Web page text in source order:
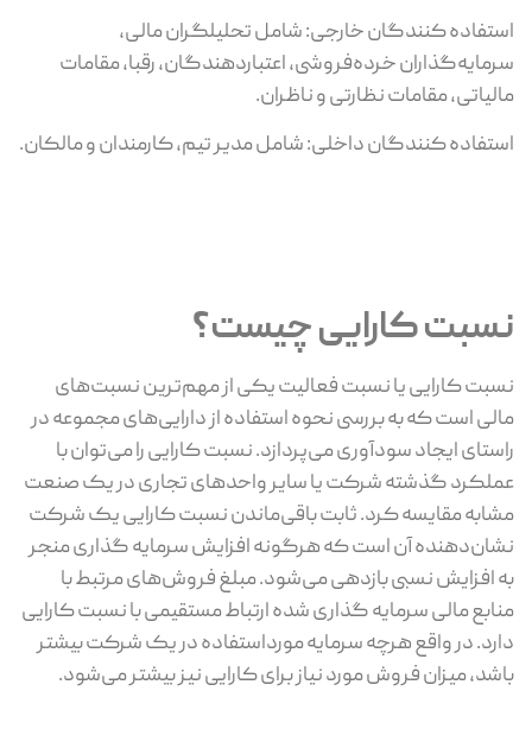
استفاده کنندگان خارجی: شامل تحلیلگران مالی،
سرمایه‌گذاران خرده‌فروشی، اعتباردهندگان، رقبا، مقامات
مالیاتی، مقامات نظارتی و ناظران.
استفاده کنندگان داخلی: شامل مدیر تیم، کارمندان و مالکان.
نسبت کارایی چیست؟
نسبت کارایی یا نسبت فعالیت یکی از مهم‌ترین نسبت‌های
مالی است که به بررسی نحوه استفاده از دارایی‌های مجموعه در
راستای ایجاد سودآوری می‌پردازد. نسبت کارایی را می‌توان با
عملکرد گذشته شرکت یا سایر واحدهای تجاری در یک صنعت
مشابه مقایسه کرد. ثابت باقی‌ماندن نسبت کارایی یک شرکت
نشان‌دهنده آن است که هرگونه افزایش سرمایه گذاری منجر
به افزایش نسبی بازدهی می‌شود. مبلغ فروش‌های مرتبط با
منابع مالی سرمایه گذاری شده ارتباط مستقیمی با نسبت کارایی
دارد. در واقع هرچه سرمایه مورداستفاده در یک شرکت بیشتر
باشد، میزان فروش مورد نیاز برای کارایی نیز بیشتر می‌شود.